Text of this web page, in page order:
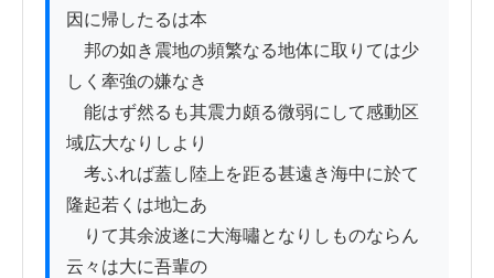
因に帰したるは本
邦の如き震地の頻繁なる地体に取りては少
しく牽強の嫌なき
能はず然るも其震力頗る微弱にして感動区
域広大なりしより
考ふれば蓋し陸上を距る甚遠き海中に於て
隆起若くは地辷あ
りて其余波遂に大海嘯となりしものならん
云々は大に吾輩の